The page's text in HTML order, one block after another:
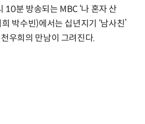
10분 방송되는 MBC ‘나 혼자 산
박수빈)에서는 십년지기 ‘남사친’
천우희의 만남이 그려진다.